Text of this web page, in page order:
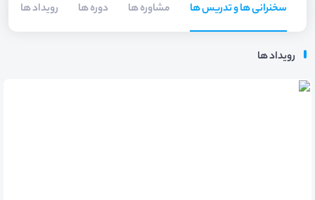
سخنرانی ها و تدریس ها مشاوره ها دوره ها رویداد ها
رویداد ها